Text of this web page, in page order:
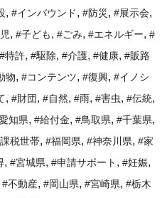
, #インバウンド, #防災, #展示会,
, #子ども, #ごみ, #エネルギー, #
#特許, #駆除, #介護, #健康, #販路
物, #コンテンツ, #復興, #イノシ
, #財団, #自然, #雨, #害虫, #伝統,
知県, #給付金, #鳥取県, #千葉県,
税世帯, #福岡県, #神奈川県, #家
, #宮城県, #申請サポート , #妊娠,
#不動産, #岡山県, #宮崎県, #栃木